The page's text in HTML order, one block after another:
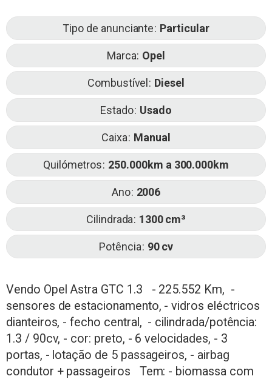
Tipo de anunciante Particular
Marca Opel
Combustível Diesel
Estado Usado
Caixa Manual
Quilómetros 250.000km a 300.000km
Ano 2006
Cilindrada 1300
Potência 90
Vendo Opel Astra GTC 1.3 - 225.552 Km, -
sensores de estacionamento, - vidros eléctricos
dianteiros, - fecho central, - cilindrada/potência:
1.3 / 90cv, - cor: preto, - 6 velocidades, - 3
portas, - lotação de 5 passageiros, - airbag
condutor + passageiros Tem: - biomassa com